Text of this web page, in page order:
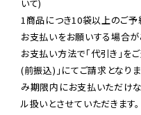
いて)
1商品につき10袋以上のご予
お支払いをお願いする場合が
お支払い方法で「代引き」を
(前振込)」にてご請求となり
み期限内にお支払いただけ
ル扱いとさせていただきます。